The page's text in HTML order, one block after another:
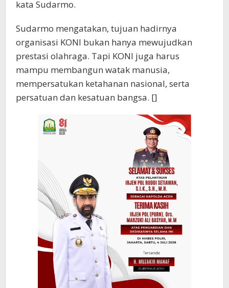
kata Sudarmo.
Sudarmo mengatakan, tujuan hadirnya
organisasi KONI bukan hanya mewujudkan
prestasi olahraga. Tapi KONI juga harus
mampu membangun watak manusia,
mempersatukan ketahanan nasional, serta
persatuan dan kesatuan bangsa. []